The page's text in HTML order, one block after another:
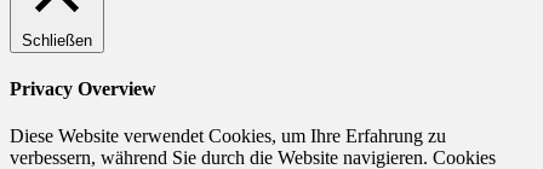
Schließen
Privacy Overview
Diese Website verwendet Cookies, um Ihre Erfahrung zu
verbessern, während Sie durch die Website navigieren. Cookies